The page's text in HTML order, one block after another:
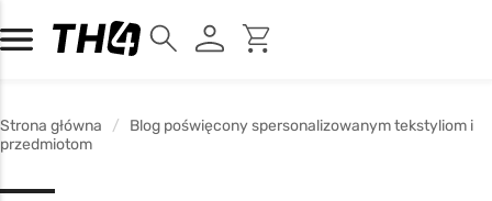
Strona główna
Blog poświęcony spersonalizowanym tekstyliom i
przedmiotom